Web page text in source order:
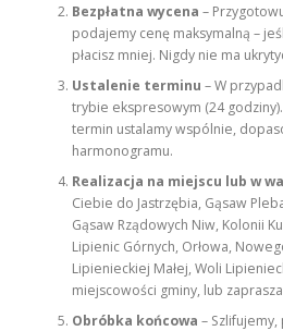
Bezpłatna wycena –
podajemy cenę maksymalną –
płacisz mniej. Nigdy nie ma
Ustalenie terminu – W
trybie ekspresowym (24
termin ustalamy wspólnie,
harmonogramu.
Realizacja na miejscu lub w
Ciebie do Jastrzębia, Gąsaw
Gąsaw Rządowych Niw, Kolonii
Lipienic Górnych, Orłowa,
Lipienieckiej Małej, Woli
miejscowości gminy, lub
Obróbka końcowa –